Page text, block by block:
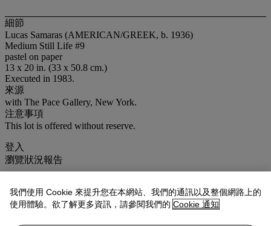
細節
Lucas Samaras (AMERICAN/GREEK, b. 1936)
Medium Still Life #9
pastel on paper
13 x 20 in. (33 x 50.8 cm.)
Executed in 1983.
來源
with The Pace Gallery, New York.
注意事項
This lot is offered without reserve.
登入
瀏覽狀況報告
更多來自<strong>佳士得家居精品
</strong>
我們使用 Cookie 來提升您在本網站、我們的通訊以及整個網路上的
使用體驗。欲了解更多資訊，請參閱我們的 Cookie 通知